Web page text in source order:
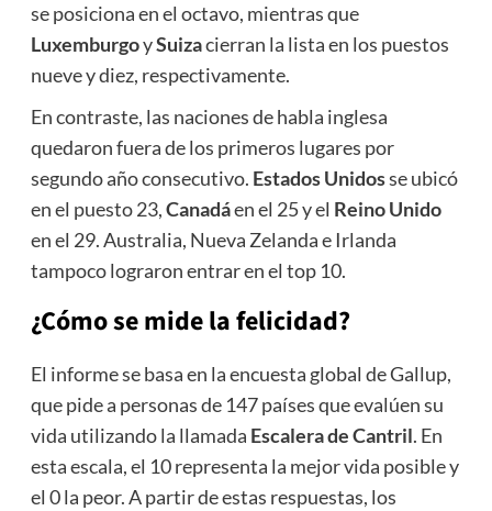
se posiciona en el octavo, mientras que
LuxemburgoySuizacierran la lista en los puestos
nueve y diez, respectivamente.
En contraste, las naciones de habla inglesa
quedaron fuera de los primeros lugares por
segundo año consecutivo. Estados Unidosse ubicó
en el puesto 23,Canadáen el 25 y el Reino Unido
en el 29. Australia, Nueva Zelanda e Irlanda
tampoco lograron entrar en el top 10.
¿Cómo se mide la felicidad?
El informe se basa en la encuesta global de Gallup,
que pide a personas de 147 países que evalúen su
vida utilizando la llamada Escalera de Cantril. En
esta escala, el 10 representa la mejor vida posible y
el 0 la peor. A partir de estas respuestas, los